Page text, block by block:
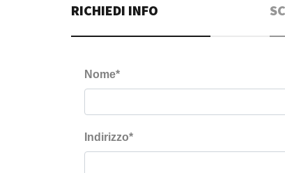
RICHIEDI INFO